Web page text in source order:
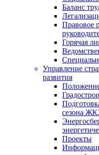
Баланс
Правовое
Горячая
Управление
развития
сезона
Проекты